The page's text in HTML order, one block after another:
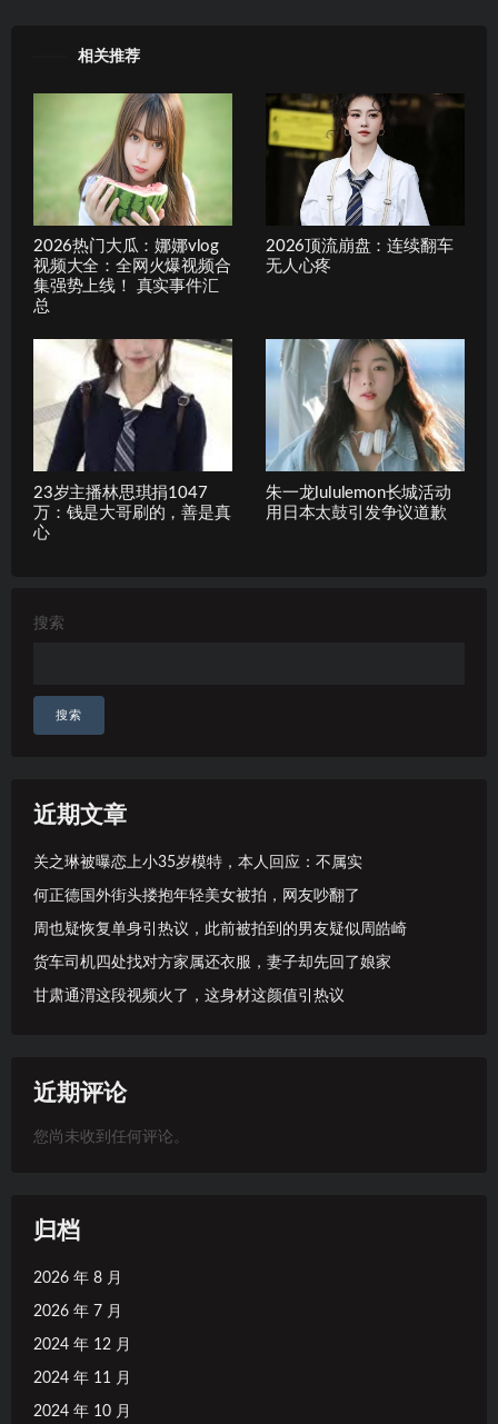
相关推荐
2026热门大瓜：娜娜vlog
视频大全：全网火爆视频合
集强势上线！ 真实事件汇
总
2026顶流崩盘：连续翻车
无人心疼
23岁主播林思琪捐1047
万：钱是大哥刷的，善是真
心
朱一龙lululemon长城活动
用日本太鼓引发争议道歉
搜索
搜索
近期文章
关之琳被曝恋上小35岁模特，本人回应：不属实
何正德国外街头搂抱年轻美女被拍，网友吵翻了
周也疑恢复单身引热议，此前被拍到的男友疑似周皓崎
货车司机四处找对方家属还衣服，妻子却先回了娘家
甘肃通渭这段视频火了，这身材这颜值引热议
近期评论
您尚未收到任何评论。
归档
2026 年 8 月
2026 年 7 月
2024 年 12 月
2024 年 11 月
2024 年 10 月